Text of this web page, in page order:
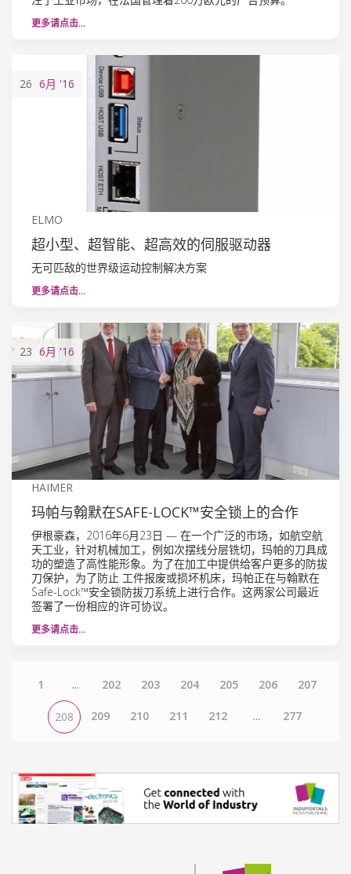
更多请点击…
26 6月 '16
ELMO
超小型、超智能、超高效的伺服驱动器
无可匹敌的世界级运动控制解决方案
更多请点击…
23 6月 '16
HAIMER
玛帕与翰默在SAFE-LOCK™安全锁上的合作
伊根豪森，2016年6月23日 — 在一个广泛的市场，如航空航
天工业，针对机械加工，例如次摆线分层铣切，玛帕的刀具成
功的塑造了高性能形象。为了在加工中提供给客户更多的防拔
刀保护，为了防止 工件报废或损坏机床，玛帕正在与翰默在
Safe-Lock™安全锁防拔刀系统上进行合作。这两家公司最近
签署了一份相应的许可协议。
更多请点击…
1 ... 202 203 204 205 206 207
208 209 210 211 212 ... 277